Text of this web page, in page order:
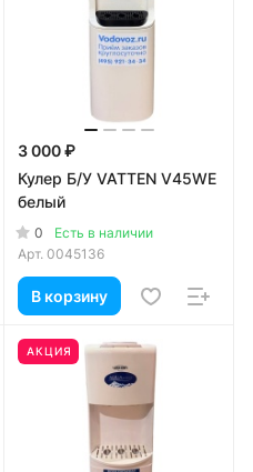
3 000 ₽
Кулер Б/У VATTEN V45WE
белый
0
Есть в наличии
Арт. 0045136
В корзину
АКЦИЯ